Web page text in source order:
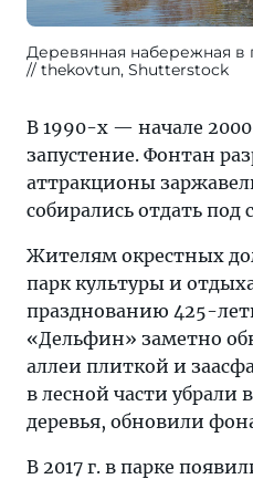
Деревянная набережная в
thekovtun, Shutterstock
В 1990-х — начале
запустение. Фонтан
аттракционы
собирались отдать под
Жителям окрестных
парк культуры и
празднованию 425-
«Дельфин» заметно
аллеи плиткой и
в лесной части убрали
деревья, обновили
В 2017 г. в парке